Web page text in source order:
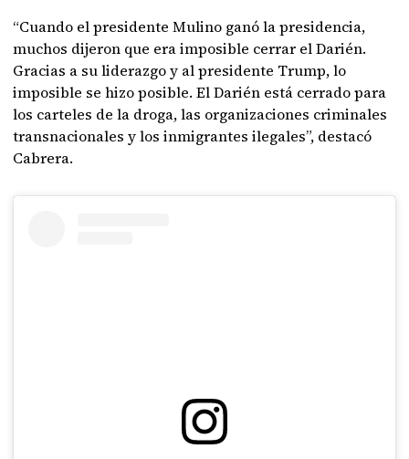
“Cuando el presidente Mulino ganó la presidencia,
muchos dijeron que era imposible cerrar el Darién.
Gracias a su liderazgo y al presidente Trump, lo
imposible se hizo posible. El Darién está cerrado para
los carteles de la droga, las organizaciones criminales
transnacionales y los inmigrantes ilegales”, destacó
Cabrera.